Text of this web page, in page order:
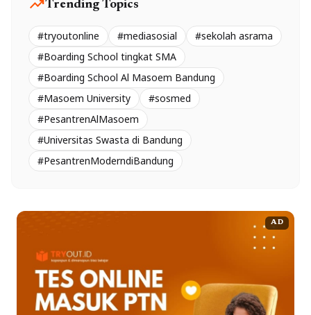
trending_upTrending Topics
#tryoutonline #mediasosial
#sekolah asrama
#Boarding School tingkat SMA
#Boarding School Al Masoem Bandung
#Masoem University
#sosmed
#PesantrenAlMasoem
#Universitas Swasta di Bandung
#PesantrenModerndiBandung
AD